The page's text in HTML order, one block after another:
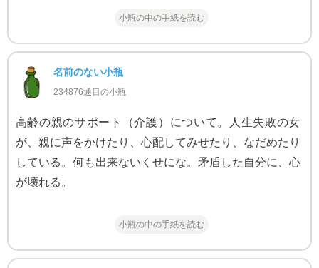
小瓶の中の手紙を読む
名前のない小瓶
234876通目の小瓶
高齢の親のサポート（介護）について。人生失敗の女
が、親に声をかけたり、心配してみせたり、なだめたり
している。何も出来ないくせにな。矛盾した自分に、心
が壊れる。
小瓶の中の手紙を読む